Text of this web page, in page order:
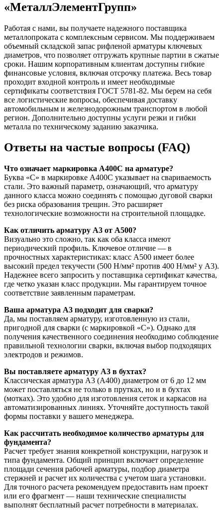
«МеталлЭлементГрупп»
Работая с нами, вы получаете надежного поставщика
металлопроката с комплексным сервисом. Мы поддерживаем
объемный складской запас рифленой арматуры ключевых
диаметров, что позволяет отгружать крупные партии в сжатые
сроки. Нашим корпоративным клиентам доступны гибкие
финансовые условия, включая отсрочку платежа. Весь товар
проходит входной контроль и имеет необходимые
сертификаты соответствия ГОСТ 5781-82. Мы берем на себя
все логистические вопросы, обеспечивая доставку
автомобильным и железнодорожным транспортом в любой
регион. Дополнительно доступны услуги резки и гибки
металла по техническому заданию заказчика.
Ответы на частые вопросы (FAQ)
Что означает маркировка А400С на арматуре?
Буква «С» в маркировке А400С указывает на свариваемость
стали. Это важный параметр, означающий, что арматуру
данного класса можно соединять с помощью дуговой сварки
без риска образования трещин. Это расширяет
технологические возможности на строительной площадке.
Как отличить арматуру А3 от А500?
Визуально это сложно, так как оба класса имеют
периодический профиль. Ключевое отличие — в
прочностных характеристиках: класс А500 имеет более
высокий предел текучести (500 Н/мм² против 400 Н/мм² у А3).
Надежнее всего запросить у поставщика сертификат качества,
где четко указан класс продукции. Мы гарантируем точное
соответствие заявленным параметрам.
Ваша арматура А3 подходит для сварки?
Да, мы поставляем арматуру, изготовленную из стали,
пригодной для сварки (с маркировкой «С»). Однако для
получения качественного соединения необходимо соблюдение
правильной технологии сварки, включая выбор подходящих
электродов и режимов.
Вы поставляете арматуру А3 в бухтах?
Классическая арматура А3 (А400) диаметром от 6 до 12 мм
может поставляться не только в прутках, но и в бухтах
(мотках). Это удобно для изготовления сеток и каркасов на
автоматизированных линиях. Уточняйте доступность такой
формы поставки у вашего менеджера.
Как рассчитать необходимое количество арматуры для
фундамента?
Расчет требует знания конкретной конструкции, нагрузок и
типа фундамента. Общий принцип включает определение
площади сечения рабочей арматуры, подбор диаметра
стержней и расчет их количества с учетом шага установки.
Для точного расчета рекомендуем предоставить нам проект
или его фрагмент — наши технические специалисты
выполнят бесплатный расчет потребности в материалах.